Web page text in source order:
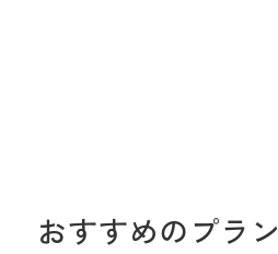
おすすめのプラン